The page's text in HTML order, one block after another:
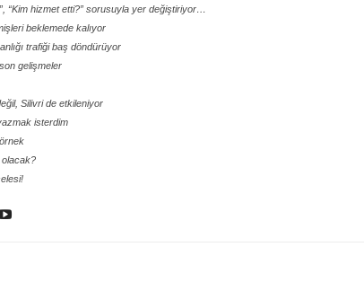
“Kim hizmet etti?” sorusuyla yer değiştiriyor…
beklemede kalıyor
trafiği baş döndürüyor
gelişmeler
Silivri de etkileniyor
isterdim
olacak?